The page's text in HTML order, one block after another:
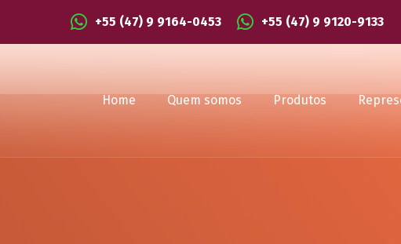
+55 (47) 9 9164-0453 +55 (47) 9 9120-9133
Home Quem somos Produtos